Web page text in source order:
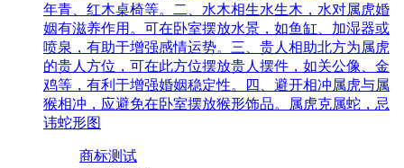
年青、红木桌椅等。二、水木相生水生木，水对属虎婚
姻有滋养作用。可在卧室摆放水景，如鱼缸、加湿器或
喷泉，有助于增强感情运势。三、贵人相助北方为属虎
的贵人方位，可在此方位摆放贵人摆件，如关公像、金
鸡等，有利于增强婚姻稳定性。四、避开相冲属虎与属
猴相冲，应避免在卧室摆放猴形饰品。属虎克属蛇，忌
讳蛇形图
商标测试